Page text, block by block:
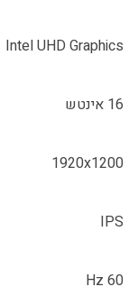
Intel UHD Graphics
16 אינטש
1920x1200
IPS
60 Hz